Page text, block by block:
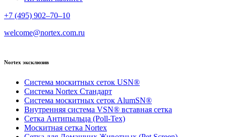
+7 (495) 902–70–10
welcome@nortex.com.ru
Nortex эксклюзив
Система москитных сеток USN®
Система Nortex Стандарт
Система москитных сеток AlumSN®
Внутренняя система VSN® вставная сетка
Сетка Антипыльца (Poll-Tex)
Москитная сетка Nortex